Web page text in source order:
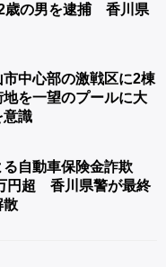
歳の男を逮捕 香川県
中心部の激戦区に2棟
を一望のプールに大
識
る自動車保険金詐欺
円超 香川県警が最終
散